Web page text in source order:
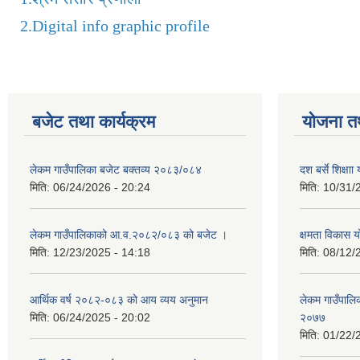
2.Digital info graphic profile
बजेट तथा कार्यक्रम
लेकम गाउँपालिका बजेट बक्तव्य २०८३/०८४
मिति: 06/24/2026 - 20:24
लेकम गाउँपालिकाको आ.व.२०८२/०८३ को बजेट ।
मिति: 12/23/2025 - 14:18
आर्थिक वर्ष २०८२-०८३ को आय व्यय अनुमान
मिति: 06/24/2025 - 20:02
योजना
दश बर्से
मिति: 10/31/
क्षमता विकास
मिति: 08/12/
लेकम
२०७७
मिति: 01/22/